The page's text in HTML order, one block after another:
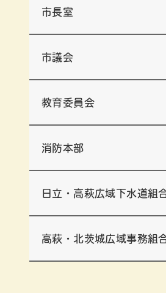
市長室
市議会
教育委員会
消防本部
日立・高萩広域下水道組
高萩・北茨城広域事務組